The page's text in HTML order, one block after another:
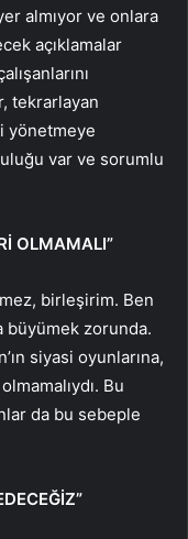
almıyor ve onlara
açıklamalar
tekrarlayan
yönetmeye
var ve sorumlu
OLMAMALI”
birleşirim. Ben
büyümek zorunda.
siyasi oyunlarına,
Bu
da bu sebeple